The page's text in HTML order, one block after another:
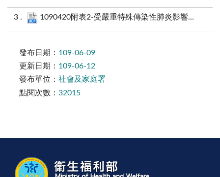
1090420附表2-受嚴重特殊傳染性肺炎影響產業台電優惠用戶減免清單.ods
發布日期： 109-06-09
更新日期： 109-06-12
發布單位： 社會及家庭署
點閱次數： 32015